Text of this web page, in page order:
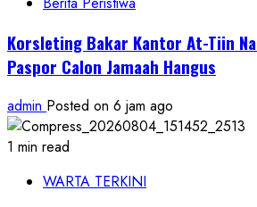
Korsleting Bakar Kantor At-Tiin
Paspor Calon Jamaah Hangus
admin Posted on 6 jam ago
1 min read
WARTA TERKINI